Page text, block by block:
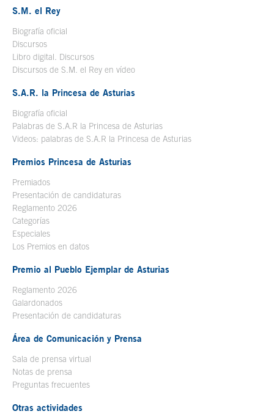
S.M. el Rey
Biografía oficial
Discursos
Libro digital. Discursos
Discursos de S.M. el Rey en vídeo
S.A.R. la Princesa de Asturias
Biografía oficial
Palabras de S.A.R la Princesa de Asturias
Videos: palabras de S.A.R la Princesa de Asturias
Premios Princesa de Asturias
Premiados
Presentación de candidaturas
Reglamento 2026
Categorías
Especiales
Los Premios en datos
Premio al Pueblo Ejemplar de Asturias
Reglamento 2026
Galardonados
Presentación de candidaturas
Área de Comunicación y Prensa
Sala de prensa virtual
Notas de prensa
Preguntas frecuentes
Otras actividades